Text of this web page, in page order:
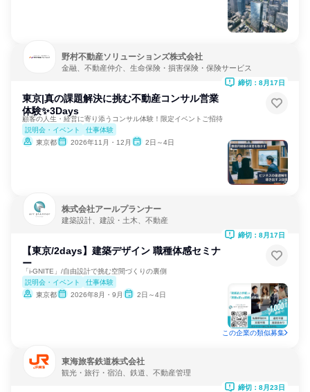
野村不動産ソリューションズ株式会社
金融、不動産仲介、生命保険・損害保険・保険サービス
東京|真の課題解決に挑む不動産コンサル営業
体験✨️3Days
顧客の人生・経営に寄り添うコンサル体験！限定イベントご招待
説明会・イベント
仕事体験
東京都
2026年11月・12月 2日～4日
締切：8月17日
株式会社アールプランナー
建築設計、建設・土木、不動産
【東京/2days】建築デザイン 職種体感セミナ
ー
「i-GNITE」/自由設計で挑む空間づくりの裏側
説明会・イベント
仕事体験
東京都
2026年8月・9月 2日～4日
締切：8月17日
この企業の類似募集
東海旅客鉄道株式会社
観光・旅行・宿泊、鉄道、不動産管理
締切：8月23日